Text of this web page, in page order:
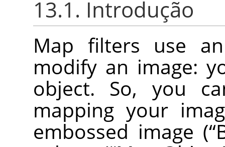
13.1. Introdução
Map filters use
modify an image:
object. So, you
mapping your
embossed image (“